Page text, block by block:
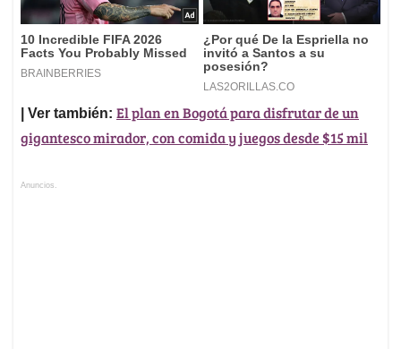
| Ver también: El plan en Bogotá para disfrutar de un
gigantesco mirador, con comida y juegos desde $15 mil
Anuncios.